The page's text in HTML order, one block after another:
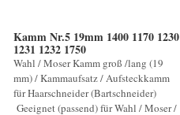
Kamm Nr.5 19mm 1400 1170 1230
1231 1232 1750
Wahl / Moser Kamm groß /lang (19
mm) / Kammaufsatz / Aufsteckkamm
für Haarschneider (Bartschneider)
Geeignet (passend) für Wahl / Moser /